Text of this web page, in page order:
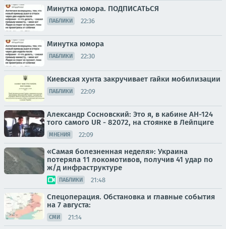
Минутка юмора. ПОДПИСАТЬСЯ
ПАБЛИКИ 22:36
Минутка юмора
ПАБЛИКИ 22:30
Киевская хунта закручивает гайки мобилизации
ПАБЛИКИ 22:09
Александр Сосновский: Это я, в кабине АН-124
того самого UR - 82072, на стоянке в Лейпциге
МНЕНИЯ 22:09
«Самая болезненная неделя»: Украина
потеряла 11 локомотивов, получив 41 удар по
ж/д инфраструктуре
ПАБЛИКИ 21:48
Спецоперация. Обстановка и главные события
на 7 августа:
СМИ 21:14